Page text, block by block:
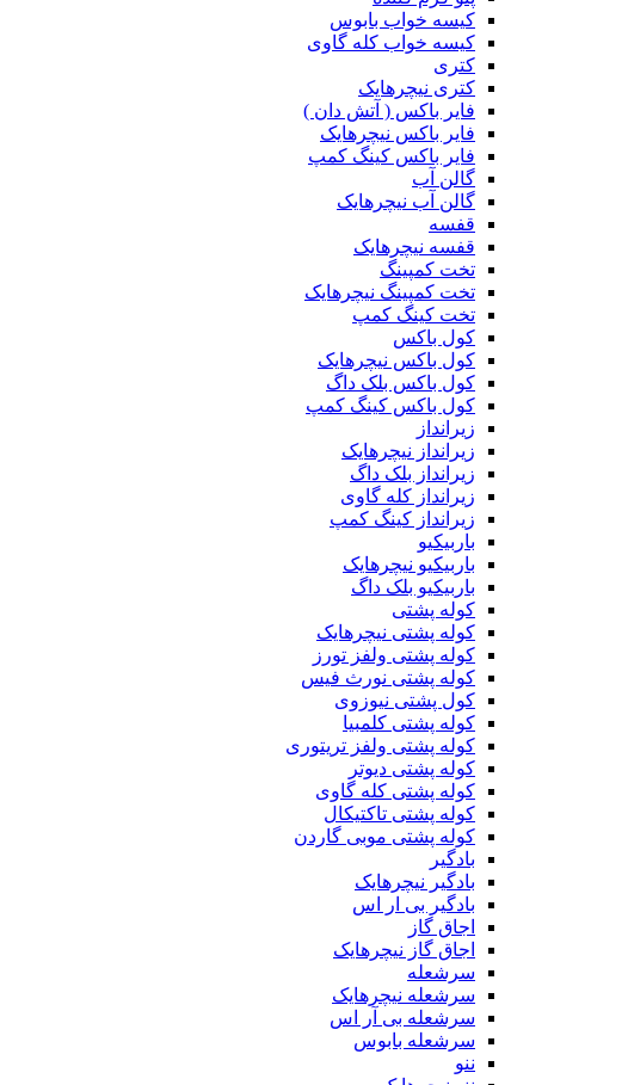
کیسه خواب بابوس
کیسه خواب کله گاوی
کتری
کتری نیچرهایک
فایر باکس ( آتش دان )
فایر باکس نیچرهایک
فایر باکس کینگ کمپ
گالن آب
گالن آب نیچرهایک
قفسه
قفسه نیچرهایک
تخت کمپینگ
تخت کمپینگ نیچرهایک
تخت کینگ کمپ
کول باکس
کول باکس نیچرهایک
کول باکس بلک داگ
کول باکس کینگ کمپ
زیرانداز
زیرانداز نیچرهایک
زیرانداز بلک داگ
زیرانداز کله گاوی
زیرانداز کینگ کمپ
باربیکیو
باربیکیو نیچرهایک
باربیکیو بلک داگ
کوله پشتی
کوله پشتی نیچرهایک
کوله پشتی ولفز تورز
کوله پشتی نورث فیس
کول پشتی نیوزوی
کوله پشتی کلمبیا
کوله پشتی ولفز تریتوری
کوله پشتی دیوتر
کوله پشتی کله گاوی
کوله پشتی تاکتیکال
کوله پشتی موبی گاردن
بادگیر
بادگیر نیچرهایک
بادگیر بی ار اس
اجاق گاز
اجاق گاز نیچرهایک
سرشعله
سرشعله نیچرهایک
سرشعله بی آر اس
سرشعله بابوس
ننو